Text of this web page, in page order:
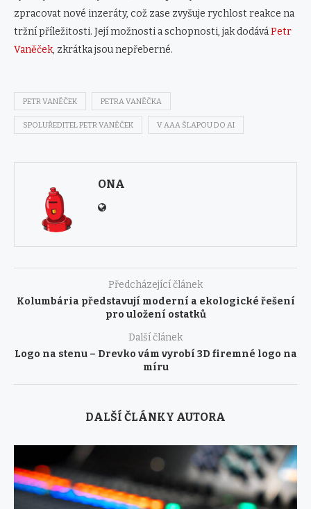
zpracovat nové inzeráty, což zase zvyšuje rychlost reakce na
tržní příležitosti. Její možnosti a schopnosti, jak dodáváPetr
Vaněček, zkrátka jsou nepřeberné.
PETR VANĚČEK PETRA VANĚČKA
SPOLUŘEDITEL PETR VANĚČEK V AAA ŠLAPOU DO AI
ONA
Předcházející článek
Kolumbária představují moderní a ekologické řešení
pro uložení ostatků
Další článek
Logo na stenu – Drevko vám vyrobí 3D firemné logo na
míru
DALŠÍ ČLÁNKY AUTORA